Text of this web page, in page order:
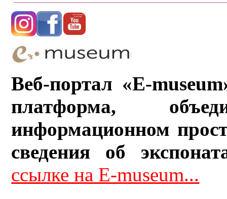
Веб-портал «E-
платформа,
информационном
сведения об
ссылке на E-museum...